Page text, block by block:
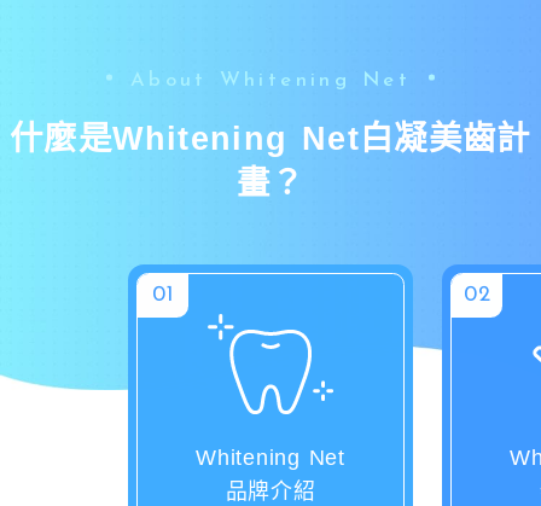
About Whitening Net
什麼是Whitening Net白凝美齒計
畫？
Whitening Net
品牌介紹